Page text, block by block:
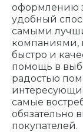
оформлению
удобный
самыми
компаниями,
быстро и
помощь в
радостью
самые
обязательно
покупателей.